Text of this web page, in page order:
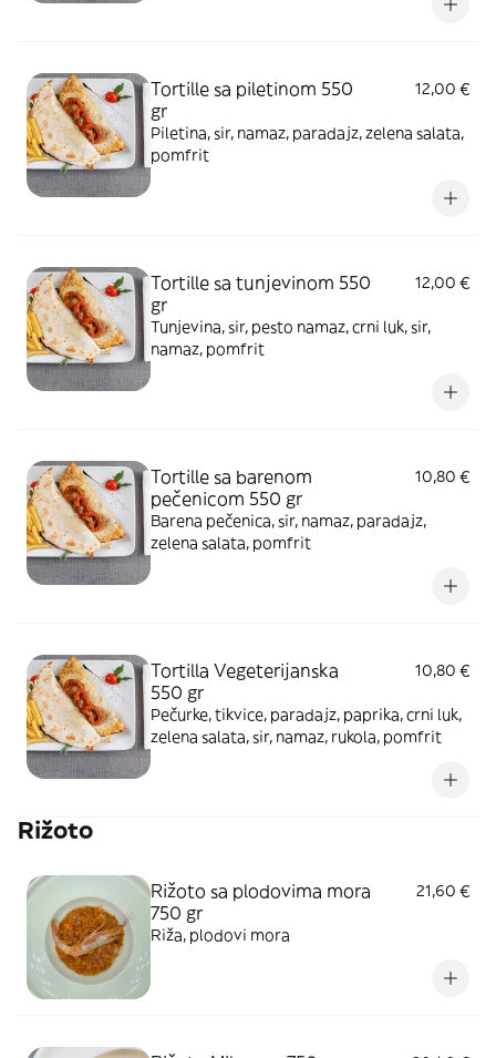
Tortille sa piletinom 550
gr
12,00 €
Piletina, sir, namaz, paradajz, zelena salata,
pomfrit
Tortille sa tunjevinom 550
gr
12,00 €
Tunjevina, sir, pesto namaz, crni luk, sir,
namaz, pomfrit
Tortille sa barenom
pečenicom 550 gr
10,80 €
Barena pečenica, sir, namaz, paradajz,
zelena salata, pomfrit
Tortilla Vegeterijanska
550 gr
10,80 €
Pečurke, tikvice, paradajz, paprika, crni luk,
zelena salata, sir, namaz, rukola, pomfrit
Rižoto
Rižoto sa plodovima mora
750 gr
21,60 €
Riža, plodovi mora